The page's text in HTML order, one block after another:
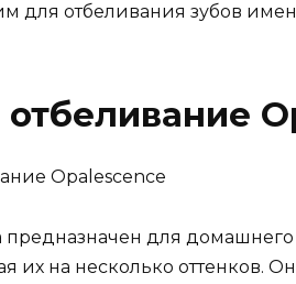
для отбеливания зубов
предназначен для
их на несколько оттенков.